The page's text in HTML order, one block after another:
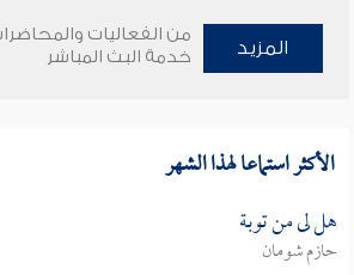
المزيد
من الفعاليات
خدمة البث المباشر
الأكثر استماعا لهذا الشهر
هل لى من توبة
حازم شومان